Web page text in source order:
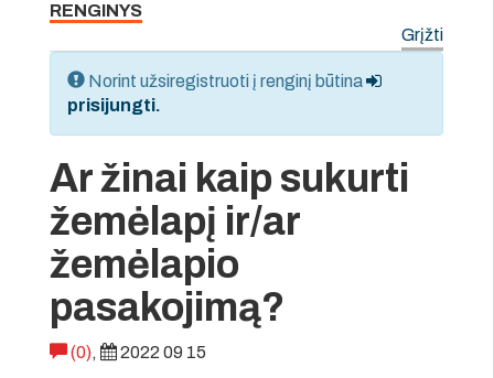
RENGINYS
Grįžti
Norint užsiregistruoti į renginį būtina
prisijungti.
Ar žinai kaip sukurti
žemėlapį ir/ar
žemėlapio
pasakojimą?
(0), 2022 09 15